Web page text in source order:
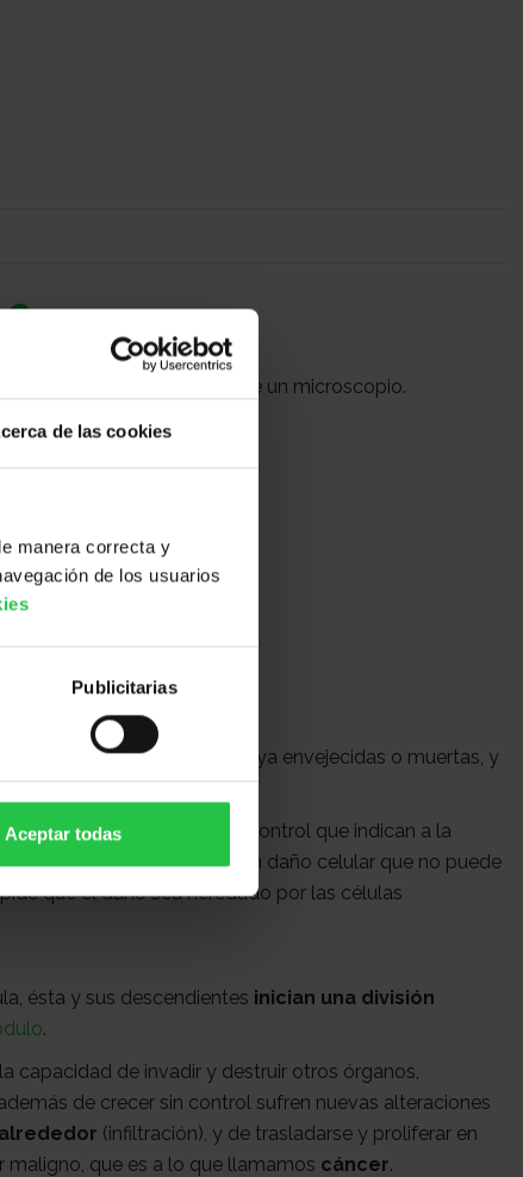
de las cookies
manera correcta y
de los usuarios
Publicitarias
Aceptar todas
sólo visibles a través de un microscopio.
el fin de reemplazar a las ya envejecidas o muertas, y
distintos órganos.
serie de mecanismos de control que indican a la
Cuando se produce un daño celular que no puede
que el daño sea heredado por las células
ésta y sus descendientes inician una división
.
capacidad de invadir y destruir otros órganos,
de crecer sin control sufren nuevas alteraciones
(infiltración), y de trasladarse y proliferar en
que es a lo que llamamos cáncer.